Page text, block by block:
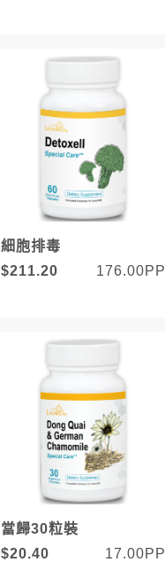
細胞排毒
$211.20
176.00PP
當歸30粒裝
$20.40
17.00PP